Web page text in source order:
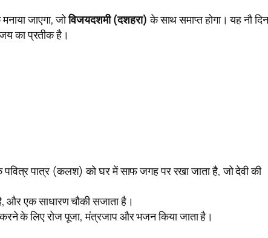
जाएगा, जोविजयदशमी (दशहरा) के साथ समाप्त होगा। यह नौ
का प्रतीक है।
पात्र (कलश) को घर में साफ जगह पर रखा जाता है, जो देवी की
और एक साधारण चौकी सजाता है।
करने के लिए रोज पूजा, मंत्रजाप और भजन किया जाता है।